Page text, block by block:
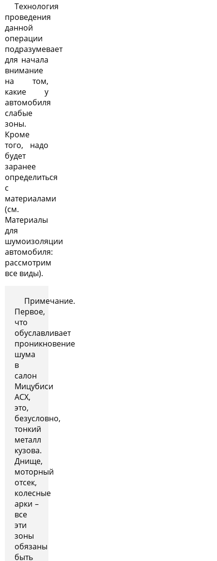
Технология
проведения
данной
операции
подразумевает
для начала
внимание
на том,
какие у
автомобиля
слабые
зоны.
Кроме
того, надо
будет
заранее
определиться
с
материалами
(см.
Материалы
для
шумоизоляции
автомобиля:
рассмотрим
все виды).
Примечание.
Первое,
что
обуславливает
проникновение
шума
в
салон
Мицубиси
АСХ,
это,
безусловно,
тонкий
металл
кузова.
Днище,
моторный
отсек,
колесные
арки –
все
эти
зоны
обязаны
быть